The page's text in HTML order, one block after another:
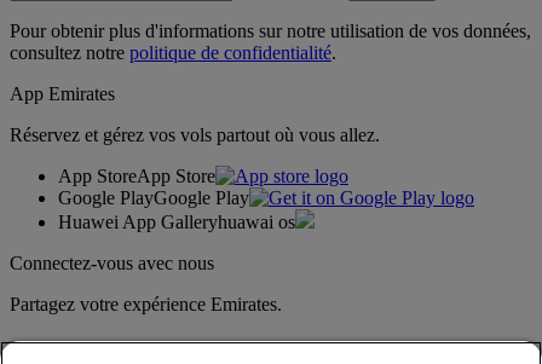
Pour obtenir plus d'informations sur notre utilisation de vos données,
consultez notre politique de confidentialité.
App Emirates
Réservez et gérez vos vols partout où vous allez.
App StoreApp Store
Google PlayGoogle Play
Huawei App Galleryhuawai os
Connectez-vous avec nous
Partagez votre expérience Emirates.